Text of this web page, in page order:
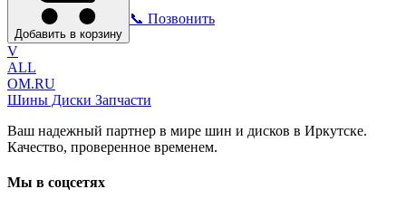
Добавить в корзину
📞 Позвонить
V
ALL
OM.RU
Шины Диски Запчасти
Ваш надежный партнер в мире шин и дисков в Иркутске.
Качество, проверенное временем.
Мы в соцсетях